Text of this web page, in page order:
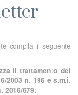
compila il seguente
il trattamento dei
2003 n. 196 e s.m.i.
2016/679.